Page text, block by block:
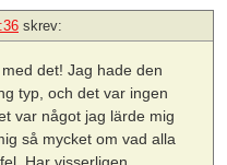
skrev:
det! Jag hade den
typ, och det var ingen
var något jag lärde mig
så mycket om vad alla
Har visserligen